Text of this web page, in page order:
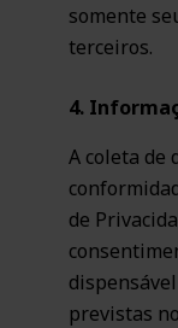
somente
terceiros.
4.
A coleta de
de
previstas